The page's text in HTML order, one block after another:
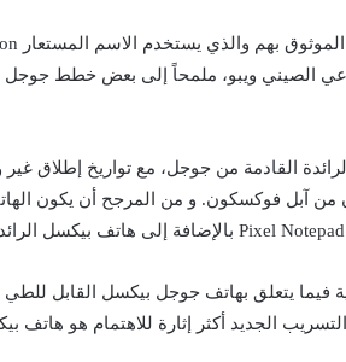
الصيني ويبو، ملمحاً إلى بعض خطط جوجل
القادمة من جوجل، مع تواريخ إطلاق
آبل فوكسكون. و من المرجح أن يكون
فيما يتعلق بهاتف جوجل بيكسل القابل للطي
الجديد أكثر إثارة للاهتمام هو هاتف